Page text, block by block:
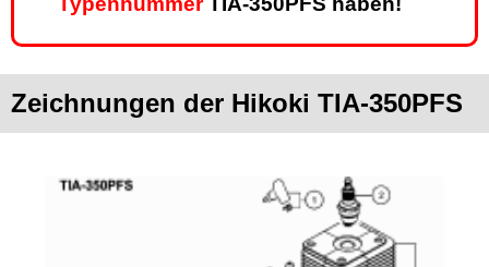
Zeichnungen der Hikoki TIA-350PFS